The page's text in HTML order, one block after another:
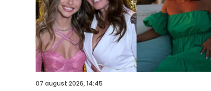
07 august 2026, 14:45